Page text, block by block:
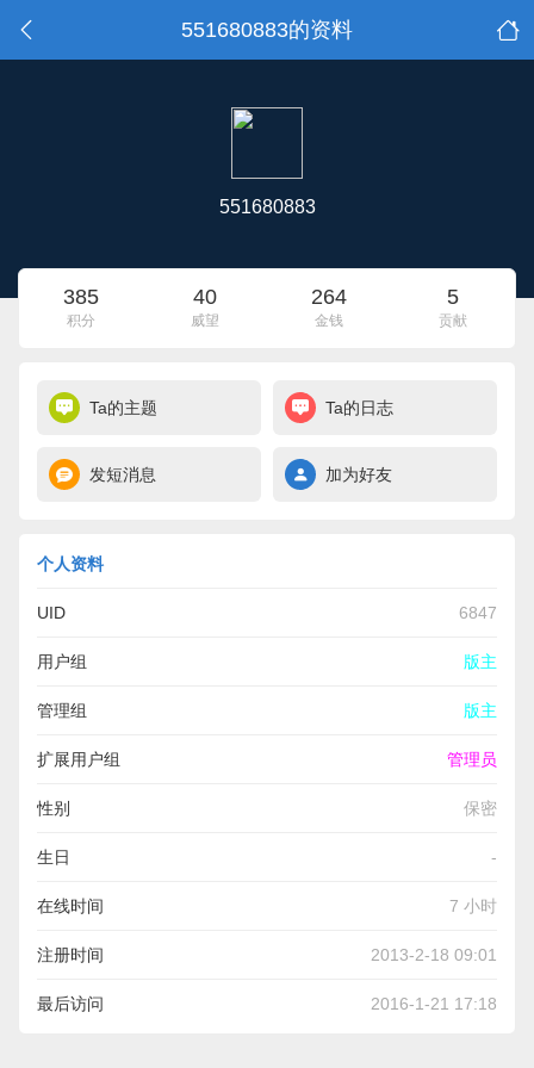
551680883的资料
551680883
385
积分
40
威望
264
金钱
5
贡献
Ta的主题 Ta的日志
发短消息 加为好友
个人资料
UID 6847
用户组 版主
管理组 版主
扩展用户组 管理员
性别 保密
生日 -
在线时间 7 小时
注册时间 2013-2-18 09:01
最后访问 2016-1-21 17:18